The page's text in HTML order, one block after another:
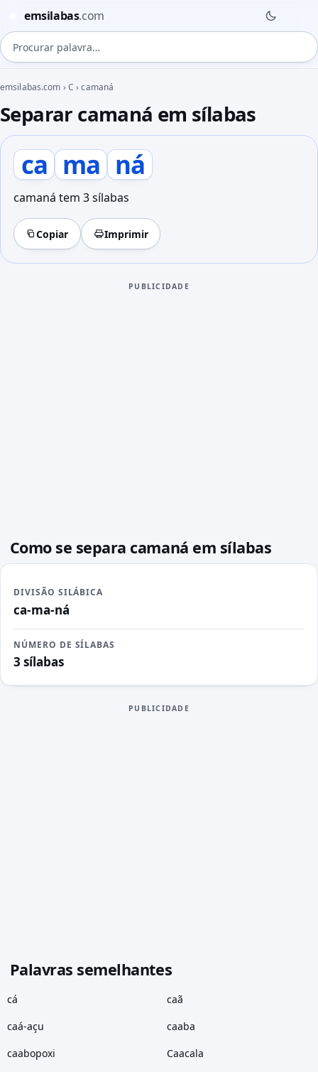
emsilabas.com
Procurar palavra
emsilabas.com › C ›camaná
Separar camaná em sílabas
ca ma ná
camaná tem 3 sílabas
Copiar Imprimir
PUBLICIDADE
Como se separa camaná em sílabas
DIVISÃO SILÁBICA
ca-ma-ná
NÚMERO DE SÍLABAS
3 sílabas
PUBLICIDADE
Palavras semelhantes
cá caã
caá-açu caaba
caabopoxi Caacala